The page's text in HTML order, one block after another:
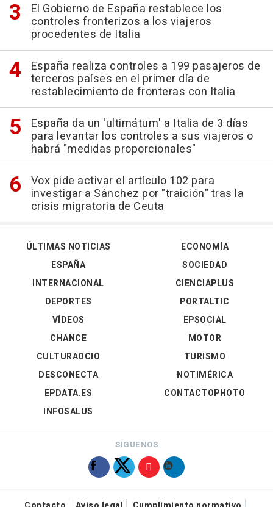
El Gobierno de España restablece los
controles fronterizos a los viajeros
procedentes de Italia
España realiza controles a 199 pasajeros de
terceros países en el primer día de
restablecimiento de fronteras con Italia
España da un 'ultimátum' a Italia de 3 días
para levantar los controles a sus viajeros o
habrá "medidas proporcionales"
Vox pide activar el artículo 102 para
investigar a Sánchez por "traición" tras la
crisis migratoria de Ceuta
ÚLTIMAS NOTICIAS
ESPAÑA
INTERNACIONAL
DEPORTES
VÍDEOS
ECONOMÍA
SOCIEDAD
CIENCIAPLUS
PORTALTIC
EPSOCIAL
CHANCE
CULTURAOCIO
DESCONECTA
EPDATA.ES
INFOSALUS
MOTOR
TURISMO
NOTIMÉRICA
CONTACTOPHOTO
SÍGUENOS